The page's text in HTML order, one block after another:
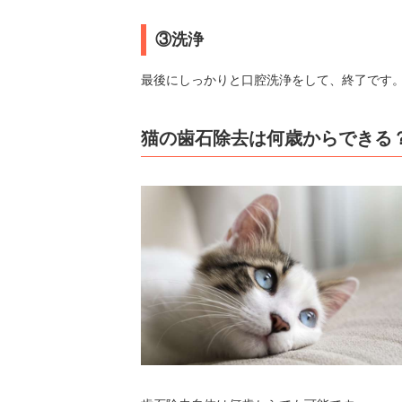
③洗浄
最後にしっかりと口腔洗浄をして、終了です
猫の歯石除去は何歳からできる